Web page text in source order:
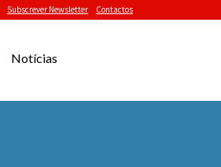
Subscrever Newsletter Contactos
Notícias